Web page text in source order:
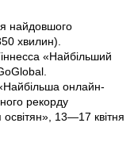
найдовшого
хвилин).
«Найбільший
онлайн-
рекорду
13—17 квітня